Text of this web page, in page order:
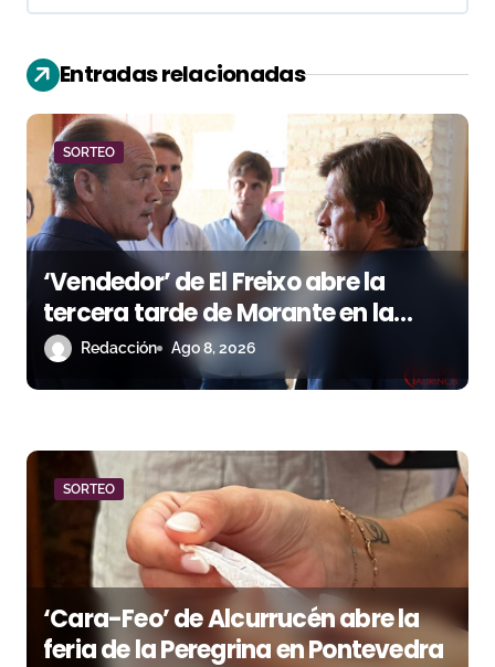
i
ó
n
d
e
e
n
r
Entradas relacionadas
SORTEO
‘Vendedor’ de El Freixo abre la
tercera tarde de Morante en la
temporada portuense
Redacción Ago 8, 2026
SORTEO
‘Cara-Feo’ de Alcurrucén abre la
feria de la Peregrina en Pontevedra